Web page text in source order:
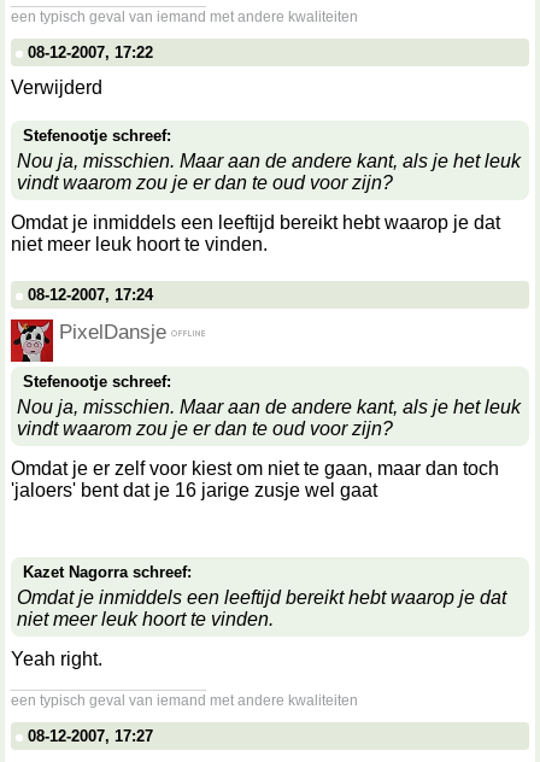
een typisch geval van iemand met andere kwaliteiten
08-12-2007, 17:22
Verwijderd
Stefenootje schreef:
Nou ja, misschien. Maar aan de andere kant, als je het leuk
vindt waarom zou je er dan te oud voor zijn?
Omdat je inmiddels een leeftijd bereikt hebt waarop je dat
niet meer leuk hoort te vinden.
08-12-2007, 17:24
PixelDansje
Stefenootje schreef:
Nou ja, misschien. Maar aan de andere kant, als je het leuk
vindt waarom zou je er dan te oud voor zijn?
Omdat je er zelf voor kiest om niet te gaan, maar dan toch
'jaloers' bent dat je 16 jarige zusje wel gaat
Kazet Nagorra schreef:
Omdat je inmiddels een leeftijd bereikt hebt waarop je dat
niet meer leuk hoort te vinden.
Yeah right.
een typisch geval van iemand met andere kwaliteiten
08-12-2007, 17:27